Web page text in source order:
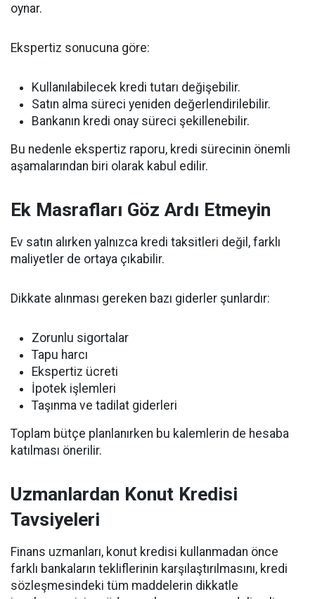
oynar.
Ekspertiz sonucuna göre:
Kullanılabilecek kredi tutarı değişebilir.
Satın alma süreci yeniden değerlendirilebilir.
Bankanın kredi onay süreci şekillenebilir.
Bu nedenle ekspertiz raporu, kredi sürecinin önemli
aşamalarından biri olarak kabul edilir.
Ek Masrafları Göz Ardı Etmeyin
Ev satın alırken yalnızca kredi taksitleri değil, farklı
maliyetler de ortaya çıkabilir.
Dikkate alınması gereken bazı giderler şunlardır:
Zorunlu sigortalar
Tapu harcı
Ekspertiz ücreti
İpotek işlemleri
Taşınma ve tadilat giderleri
Toplam bütçe planlanırken bu kalemlerin de hesaba
katılması önerilir.
Uzmanlardan Konut Kredisi
Tavsiyeleri
Finans uzmanları, konut kredisi kullanmadan önce
farklı bankaların tekliflerinin karşılaştırılmasını, kredi
sözleşmesindeki tüm maddelerin dikkatle